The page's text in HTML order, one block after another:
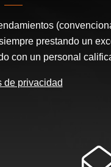
prestando un
con un personal
de privacidad